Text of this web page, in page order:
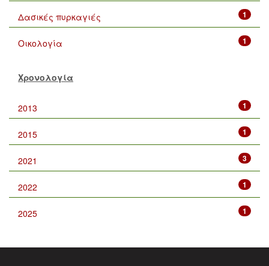
1
Δασικές πυρκαγιές
1
Οικολογία
Χρονολογία
1
2013
1
2015
3
2021
1
2022
1
2025